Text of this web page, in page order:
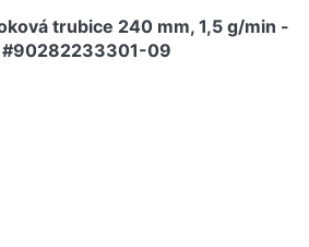
trubice 240 mm, 1,5 g/min -
09